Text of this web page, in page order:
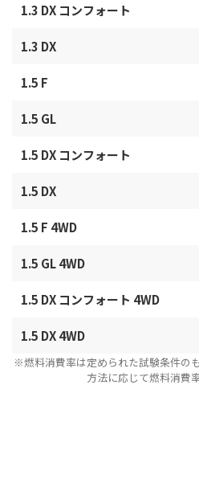
1.3 DX コンフォート
1.3 DX
1.5 F
1.5 GL
1.5 DX コンフォート
1.5 DX
1.5 F 4WD
1.5 GL 4WD
1.5 DX コンフォート 4WD
1.5 DX 4WD
※燃料消費率は定められた試験条件の
方法に応じて燃料消費